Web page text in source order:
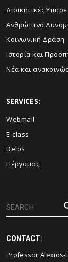
Διοικητικές
Ανθρώπινο
Κοινωνική Δράση
Ιστορία και
Νέα και
SERVICES:
Webmail
E-class
Delos
Πέργαμος
CONTACT:
Professor Alexios-